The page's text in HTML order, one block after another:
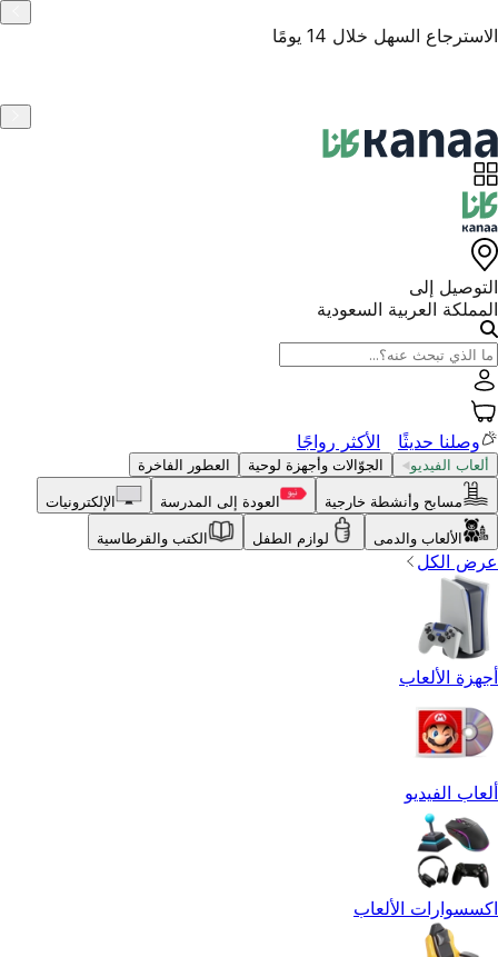
التوصيل إلى
المملكة العربية السعودية
وصلنا حديثًا الأكثر رواجًا
ألعاب الفيديو الجوّالات وأجهزة لوحية العطور الفاخرة
مسابح وأنشطة خارجية العودة إلى المدرسة الإلكترونيات
الألعاب والدمى لوازم الطفل الكتب والقرطاسية
عرض الكل
أجهزة الألعاب
ألعاب الفيديو
اكسسوارات الألعاب